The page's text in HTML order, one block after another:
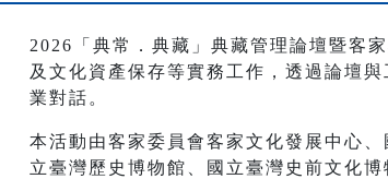
2026「典常．典藏」典藏管理論壇暨客
及文化資產保存等實務工作，透過論壇
業對話。
本活動由客家委員會客家文化發展中心
立臺灣歷史博物館、國立臺灣史前文化